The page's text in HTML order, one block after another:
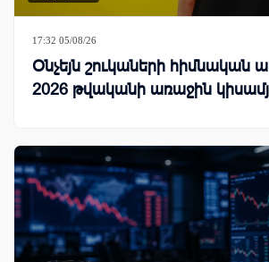
17:32 05/08/26
Օնչեյն շուկաների հիմնական
2026 թվականի առաջին